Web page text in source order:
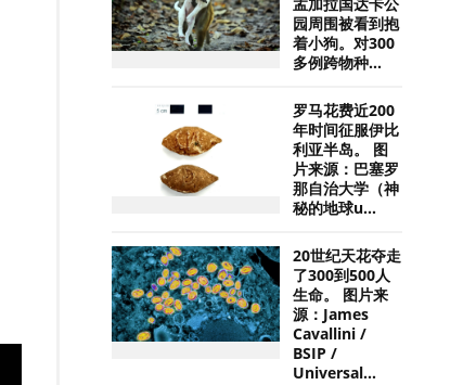
孟加拉国达卡公
园周围被看到抱
着小狗。对300
多例跨物种...
罗马花费近200
年时间征服伊比
利亚半岛。 图
片来源：巴塞罗
那自治大学（神
秘的地球u...
20世纪天花夺走
了300到500人
生命。 图片来
源：James
Cavallini /
BSIP /
Universal...